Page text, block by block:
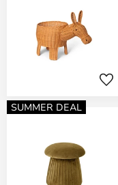
SUMMER DEAL